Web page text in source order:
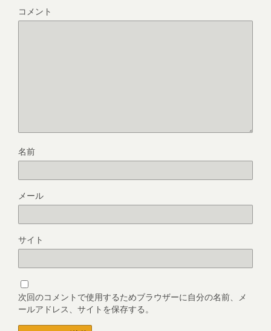
コメント
名前
メール
サイト
次回のコメントで使用するためブラウザーに自分の名前、メ
ールアドレス、サイトを保存する。